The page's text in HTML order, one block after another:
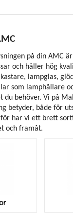
på din AMC
och håller hög
lampglas,
som lamphållare
du behöver. Vi på
betyder, både för
har vi ett brett
och framåt.